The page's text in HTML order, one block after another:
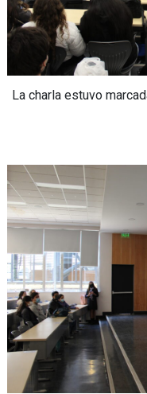
La charla estuvo